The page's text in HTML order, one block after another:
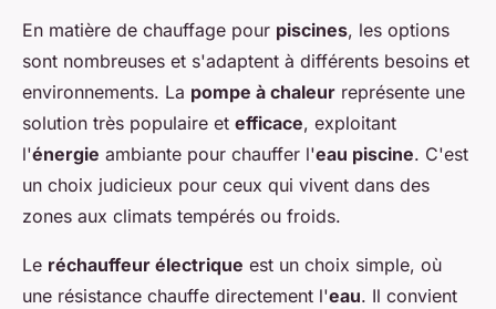
En matière de chauffage pour piscines, les options
sont nombreuses et s'adaptent à différents besoins et
environnements. La pompe à chaleur représente une
solution très populaire et efficace, exploitant
l'énergie ambiante pour chauffer l'eau piscine. C'est
un choix judicieux pour ceux qui vivent dans des
zones aux climats tempérés ou froids.
Le réchauffeur électrique est un choix simple, où
une résistance chauffe directement l'eau. Il convient